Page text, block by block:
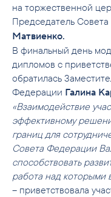
на торжественной
Председатель
Матвиенко.
В финальный день
дипломов с
обратилась
Федерации Галина
«Взаимодействие
эффективному
границ для
Совета Федерации
способствовать
работа над которыми
– приветствовала